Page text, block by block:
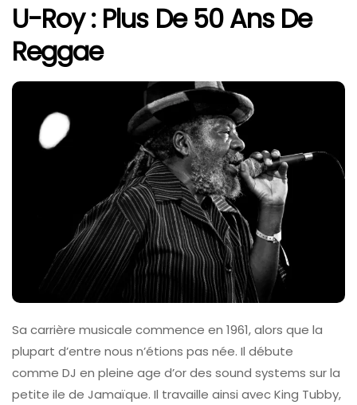
U-Roy : Plus De 50 Ans De
Reggae
Sa carrière musicale commence en 1961, alors que la
plupart d’entre nous n’étions pas née. Il débute
comme DJ en pleine age d’or des sound systems sur la
petite ile de Jamaïque. Il travaille ainsi avec King Tubby,